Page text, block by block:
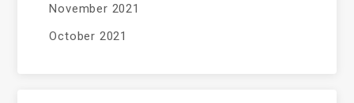
November 2021
October 2021